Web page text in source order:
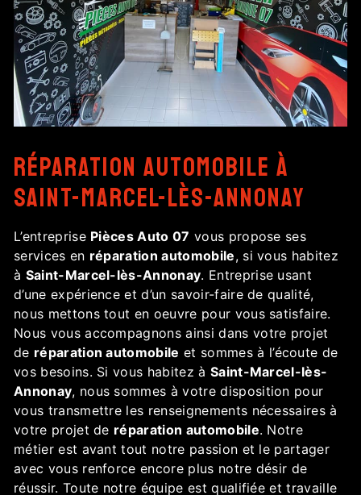
réparation automobile à
Saint-Marcel-lès-Annonay
L’entreprise Pièces Auto 07 vous propose ses
services en réparation automobile, si vous habitez
à Saint-Marcel-lès-Annonay. Entreprise usant
d’une expérience et d’un savoir-faire de qualité,
nous mettons tout en oeuvre pour vous satisfaire.
Nous vous accompagnons ainsi dans votre projet
de réparation automobile et sommes à l’écoute de
vos besoins. Si vous habitez à Saint-Marcel-lès-
Annonay, nous sommes à votre disposition pour
vous transmettre les renseignements nécessaires à
votre projet de réparation automobile. Notre
métier est avant tout notre passion et le partager
avec vous renforce encore plus notre désir de
réussir. Toute notre équipe est qualifiée et travaille